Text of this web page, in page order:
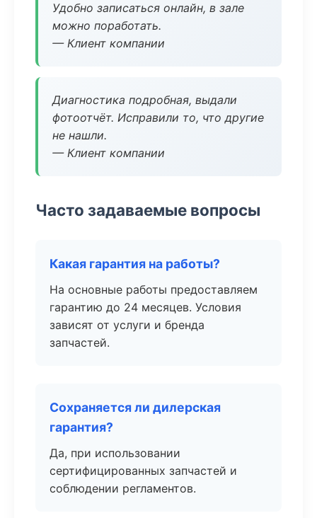
Удобно записаться онлайн, в зале
можно поработать.
— Клиент компании
Диагностика подробная, выдали
фотоотчёт. Исправили то, что другие
не нашли.
— Клиент компании
Часто задаваемые вопросы
Какая гарантия на работы?
На основные работы предоставляем
гарантию до 24 месяцев. Условия
зависят от услуги и бренда
запчастей.
Сохраняется ли дилерская
гарантия?
Да, при использовании
сертифицированных запчастей и
соблюдении регламентов.